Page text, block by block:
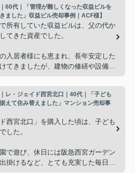
増え、
は少し広すぎるね。」
担も考え、夫婦二人にちょうど良い
エステートさんへ相談すると、「パ
北口」の査定だけでなく、住み替え
ュールや資金計画まで丁寧にサポート
した。
西宮北口駅へのアクセス、阪急西宮
療機関や買い物施設など、将来も安
｜60代｜「管理が難しくなった収益ビルを
ました」収益ビル売却事例｜ACF様】
所有していた収益ビルは、父の代か
てきた資産でした。
入居者様にも恵まれ、長年安定した
てきましたが、建物の修繕や設備更
れぞれ別の仕事に就いており、
ルの管理を任せるのは難しいかもし
うようになりました。
エステートさんへ相談すると、収益
｜レ・ジェイド西宮北口｜40代｜「子ども
えて住み替えました」マンション売却事
ド西宮北口」を購入した頃は、子ども
した。
で遊び、休日には阪急西宮ガーデン
掛けるなど、とても充実した毎日を